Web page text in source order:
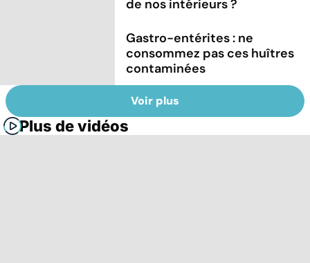
de nos intérieurs ?
Gastro-entérites : ne
consommez pas ces huîtres
contaminées
Voir plus
Plus de vidéos